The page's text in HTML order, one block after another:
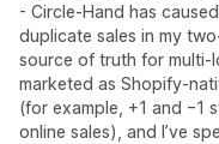
- Circle‑Hand has
duplicate sales in my
source of truth for
marketed as
(for example, +1 and −1
online sales), and I’ve